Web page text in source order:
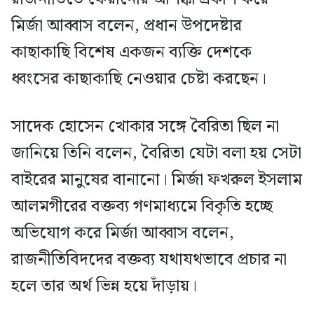
মির্জা আব্বাস বলেন, প্রধান উপদেষ্টার
কাছাকাছি বিশেষ একজন ব্যক্তি দেশকে
ধ্বংসের কাছাকাছি নেওয়ার চেষ্টা করছেন।
সাদেক হোসেন খোকার সঙ্গে বৈরিতা ছিল না
জানিয়ে তিনি বলেন, বৈরিতা যেটা বলা হয় সেটা
বাইরের মানুষের বানানো। মির্জা ফখরুল ইসলাম
আলমগীরের বক্তব্য গণমাধ্যমে বিকৃতি হচ্ছে
অভিযোগ করে মির্জা আব্বাস বলেন,
রাজনীতিবিদদের বক্তব্য যথাযথভাবে প্রচার না
হলে তার অর্থ ভিন্ন হয়ে দাঁড়ায়।